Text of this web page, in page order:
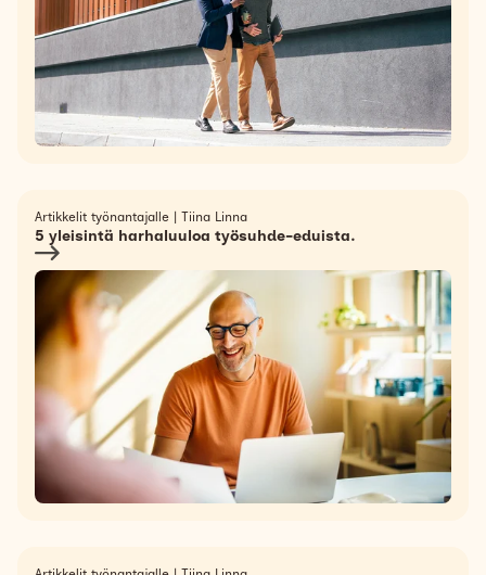
Artikkelit työnantajalle Tiina Linna
5 yleisintä harhaluuloa työsuhde-eduista.